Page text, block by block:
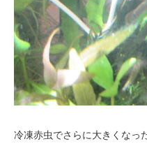
冷凍赤虫でさらに大きくなっ